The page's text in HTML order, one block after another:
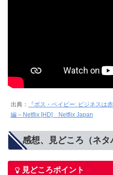
出典：
『ボス・ベイビー: ビジネスは
編 – Netflix [HD] Netflix Japan
感想、見どころ（ネタ
見どころポイント